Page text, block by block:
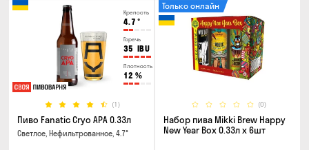
Крепость
4.7 °
Горечь
35 IBU
Плотность
12 %
(1)
Пиво Fanatic Cryo APA 0.33л
Светлое, Нефильтрованное, 4.7°
(0)
Только онлайн
Набор пива Mikki Brew Happy
New Year Box 0.33л x 6шт